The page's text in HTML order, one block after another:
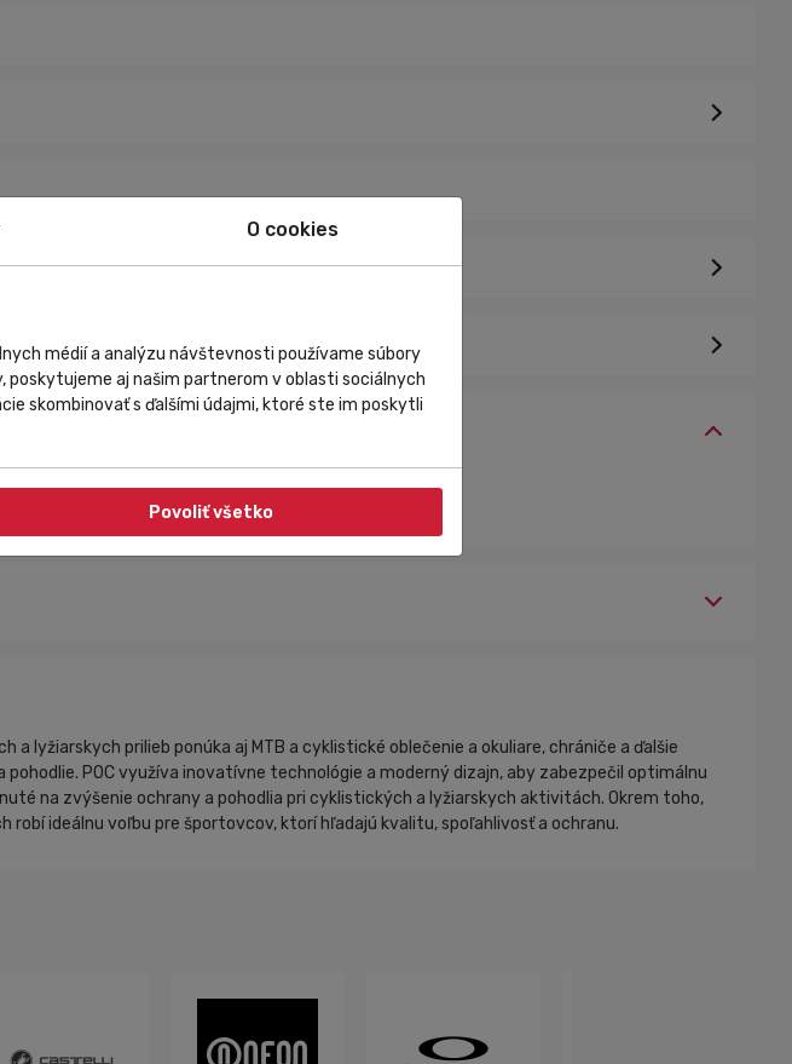
lyžiarskych prilieb ponúka aj MTB a cyklistické oblečenie a okuliare, chrániče a ďalšie
POC využíva inovatívne technológie a moderný dizajn, aby zabezpečil optimálnu
na zvýšenie ochrany a pohodlia pri cyklistických a lyžiarskych aktivitách. Okrem toho,
ideálnu voľbu pre športovcov, ktorí hľadajú kvalitu, spoľahlivosť a ochranu.
O cookies
médií a analýzu návštevnosti používame súbory
aj našim partnerom v oblasti sociálnych
skombinovať s ďalšími údajmi, ktoré ste im poskytli
Povoliť všetko